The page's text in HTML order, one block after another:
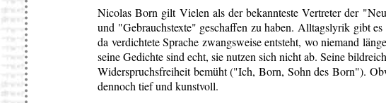
Nicolas Born gilt Vielen als der bekannteste Vertreter der
und "Gebrauchstexte" geschaffen zu haben. Alltagslyrik gibt
da verdichtete Sprache zwangsweise entsteht, wo niemand
seine Gedichte sind echt, sie nutzen sich nicht ab. Seine
Widerspruchsfreiheit bemüht ("Ich, Born, Sohn des Born").
dennoch tief und kunstvoll.